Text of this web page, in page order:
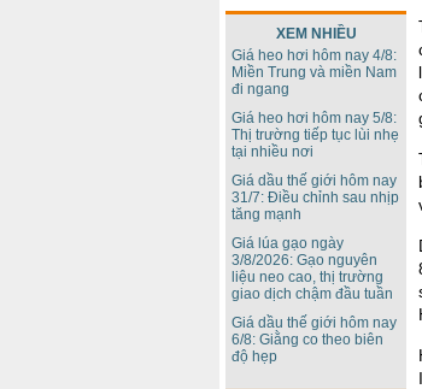
XEM NHIỀU
Giá heo hơi hôm nay 4/8:
Miền Trung và miền Nam
đi ngang
Giá heo hơi hôm nay 5/8:
Thị trường tiếp tục lùi nhẹ
tại nhiều nơi
Giá dầu thế giới hôm nay
31/7: Điều chỉnh sau nhịp
tăng mạnh
Giá lúa gạo ngày
3/8/2026: Gạo nguyên
liệu neo cao, thị trường
giao dịch chậm đầu tuần
Giá dầu thế giới hôm nay
6/8: Giằng co theo biên
độ hẹp